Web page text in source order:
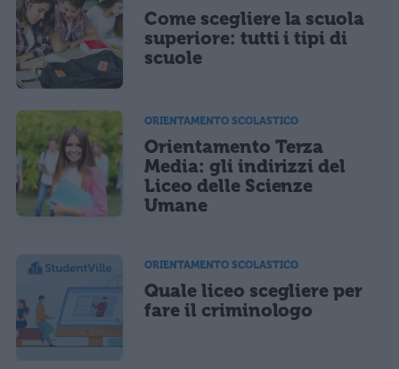
Come scegliere la scuola
superiore: tutti i tipi di
scuole
ORIENTAMENTO SCOLASTICO
Orientamento Terza
Media: gli indirizzi del
Liceo delle Scienze
Umane
ORIENTAMENTO SCOLASTICO
Quale liceo scegliere per
fare il criminologo